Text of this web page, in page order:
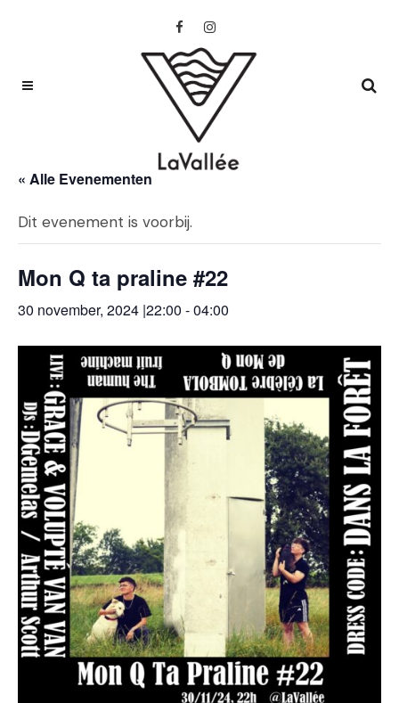
« Alle Evenementen
Dit evenement is voorbij.
Mon Q ta praline #22
30 november, 2024 |22:00 -04:00